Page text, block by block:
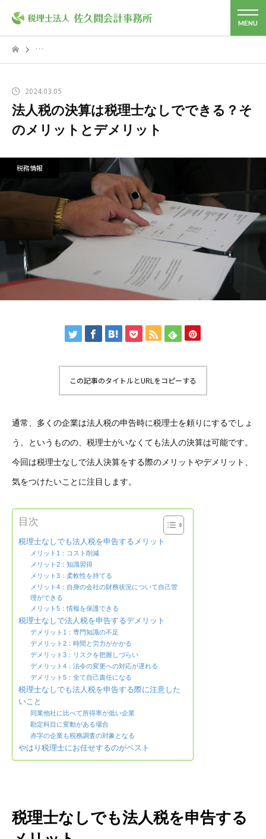
2024.03.05
法人税の決算は税理士なしでできる？そ
のメリットとデメリット
税務情報
この記事のタイトルとURLをコピーする
通常、多くの企業は法人税の申告時に税理士を頼りにするでしょ
う。というものの、税理士がいなくても法人の決算は可能です。
今回は税理士なしで法人決算をする際のメリットやデメリット、
気をつけたいことに注目します。
目次
税理士なしでも法人税を申告するメリット
メリット1：コスト削減
メリット2：知識習得
メリット3：柔軟性を持てる
メリット4：自身の会社の財務状況について自己管
理ができる
メリット5：情報を保護できる
税理士なしで法人税を申告するデメリット
デメリット1：専門知識の不足
デメリット2：時間と労力がかかる
デメリット3：リスクを把握しづらい
デメリット4：法令の変更への対応が遅れる
デメリット5：全て自己責任になる
税理士なしでも法人税を申告する際に注意した
いこと
同業他社に比べて所得率が低い企業
勘定科目に変動がある場合
赤字の企業も税務調査の対象となる
やはり税理士にお任せするのがベスト
税理士なしでも法人税を申告する